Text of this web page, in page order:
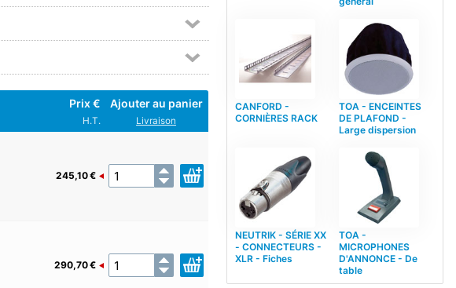
Prix €
H.T.
Ajouter au panier
Livraison
245,10 €
290,70 €
CANFORD -
CORNIÈRES RACK
TOA - ENCEINTES
DE PLAFOND -
Large dispersion
NEUTRIK - SÉRIE XX
- CONNECTEURS -
XLR - Fiches
TOA -
MICROPHONES
D'ANNONCE - De
table